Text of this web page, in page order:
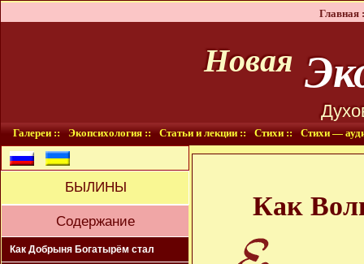
Главная
Новая
Галереи :: Экопсихология :: Статьи и лекции :: Стихи :: Стихи —
БЫЛИНЫ
Содержание
Как Добрыня Богатырём стал
Как